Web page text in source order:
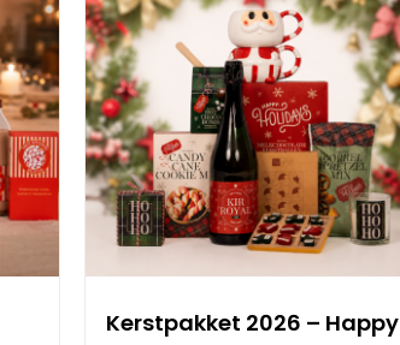
Kerstpakket 2026 – Happy